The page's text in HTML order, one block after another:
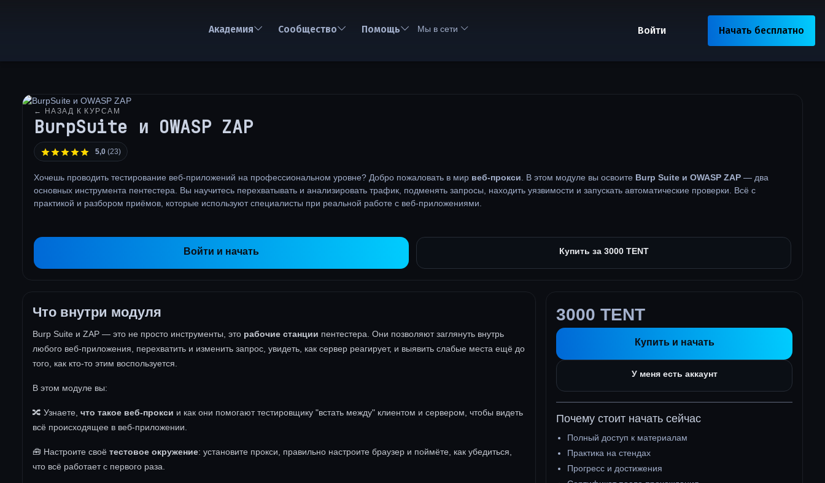
Академия Сообщество Помощь Мы в сети Войти Начать бесплатно
← НАЗАД К КУРСАМ
BurpSuite и OWASP ZAP
5,0 (23)
Хочешь проводить тестирование веб-приложений на профессиональном уровне? Добро пожаловать в мир веб-прокси . В этом модуле вы освоите Burp Suite и OWASP ZAP — два
основных инструмента пентестера. Вы научитесь перехватывать и анализировать трафик, подменять запросы, находить уязвимости и запускать автоматические проверки. Всё с
практикой и разбором приёмов, которые используют специалисты при реальной работе с веб-приложениями.
Войти и начать Купить за 3000 TENT
Что внутри модуля
Burp Suite и ZAP — это не просто инструменты, это рабочие станции пентестера. Они позволяют заглянуть внутрь
любого веб-приложения, перехватить и изменить запрос, увидеть, как сервер реагирует, и выявить слабые места ещё до
того, как кто-то этим воспользуется.
В этом модуле вы:
🔀 Узнаете, что такое веб-прокси и как они помогают тестировщику "встать между" клиентом и сервером, чтобы видеть
всё происходящее в веб-приложении.
🧰 Настроите своё тестовое окружение: установите прокси, правильно настроите браузер и поймёте, как убедиться,
что всё работает с первого раза.
3000 TENT
Купить и начать
У меня есть аккаунт
Почему стоит начать сейчас
Полный доступ к материалам
Практика на стендах
Прогресс и достижения